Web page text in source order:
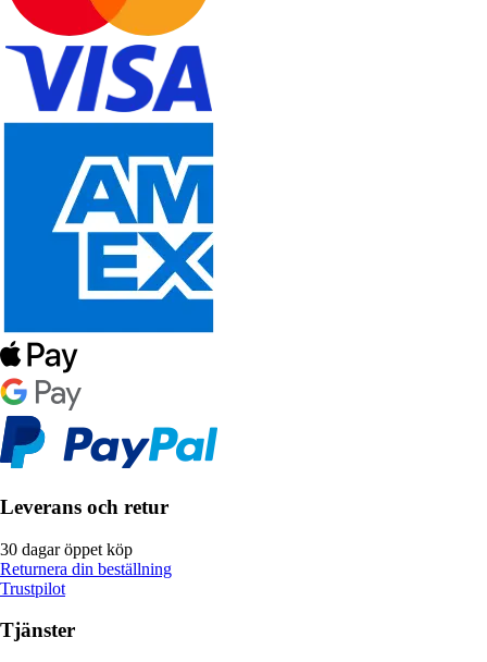
Leverans och retur
30 dagar öppet köp
Returnera din beställning
Trustpilot
Tjänster